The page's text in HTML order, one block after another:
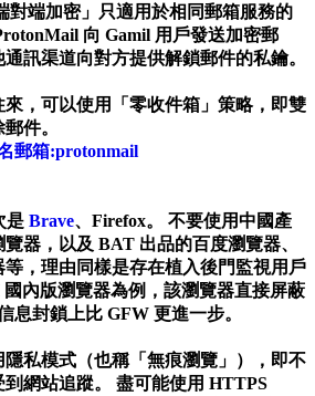
對端加密」只適用於相同郵箱服務的
向 Gamil 用戶發送加密郵
訊渠道向對方提供解鎖郵件的私鑰。
，可以使用「零收件箱」策略，即雙
件。
郵箱:protonmail
是 Brave、Firefox。 不要使用中國產
器，以及 BAT 出品的百度瀏覽器、
，理由同樣是存在植入後門監視用戶
內版瀏覽器為例，該瀏覽器直接屏蔽
息封鎖上比 GFW 更進一步。
私模式（也稱「無痕瀏覽」），即不
網站追蹤。 盡可能使用 HTTPS